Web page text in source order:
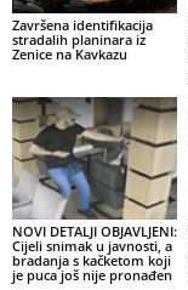
Završena identifikacija
stradalih planinara iz
Zenice na Kavkazu
NOVI DETALJI OBJAVLJENI:
Cijeli snimak u javnosti, a
bradanja s kačketom koji
je puca još nije pronađen